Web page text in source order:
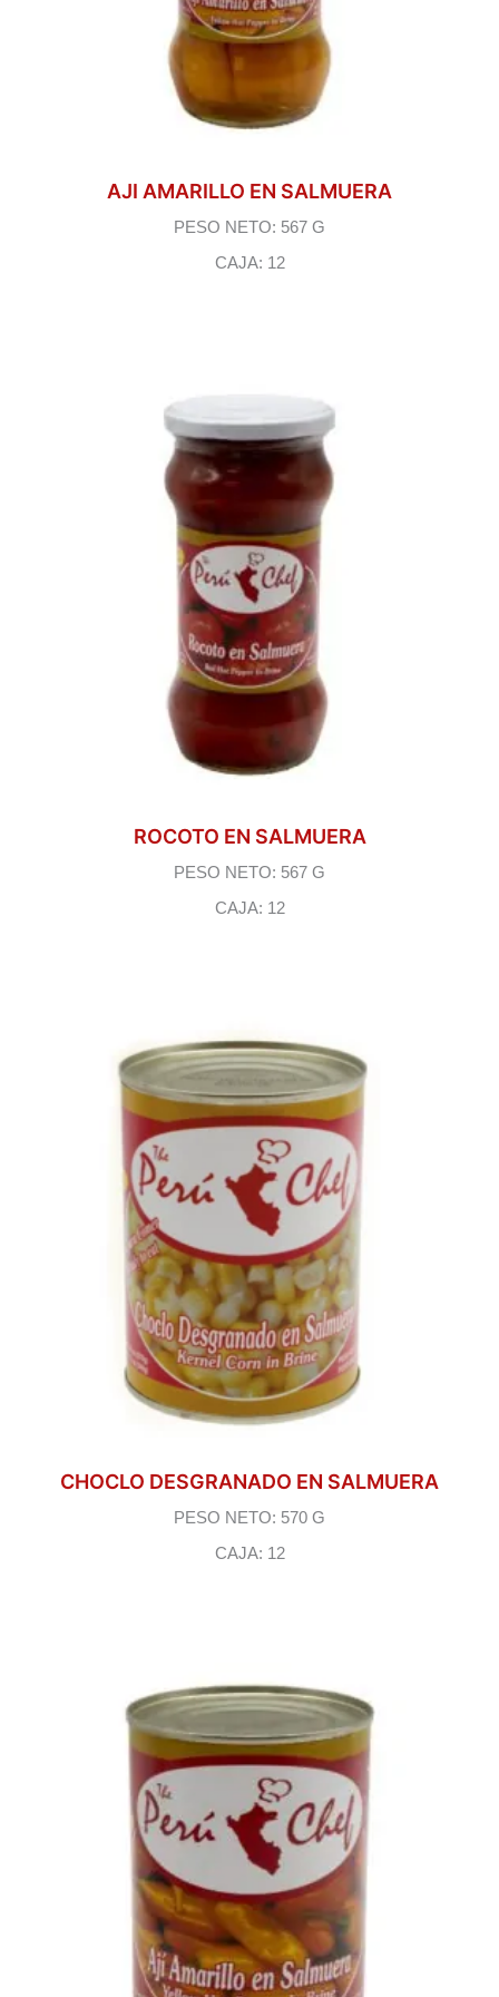
AJI AMARILLO EN SALMUERA
PESO NETO: 567 G
CAJA: 12
ROCOTO EN SALMUERA
PESO NETO: 567 G
CAJA: 12
CHOCLO DESGRANADO EN SALMUERA
PESO NETO: 570 G
CAJA: 12